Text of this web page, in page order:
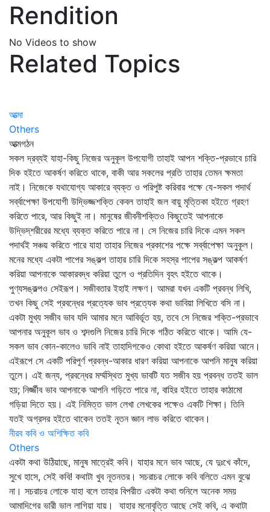
Rendition
No Videos to show
Related Topics
আত্মা
Others
আত্মগঠন
সকল দ্রব্যই যাহা-কিছু নিজের অনুকূল উপযোগী তাহাই আপন শক্তি-প্রভাবে চারি
দিক হইতে আকর্ষণ করিতে থাকে, বাকী আর সকলের প্রতি তাহার তেমন ক্ষমতা
নাই। নিজেকে যথাযোগ্য আকারে ব্যক্ত ও পরিপুষ্ট করিবার পক্ষে যে-সকল পদার্থ
সর্ব্বাপেক্ষা উপযোগী উদ্ভিজ্জশক্তি কেবল তাহাই জল বায়ু মৃত্তিকা হইতে গ্রহণ
করিতে পারে, আর কিছুই না। মানুষের জীবনীশক্তিও কিছুতেই আপনাকে
উদ্ভিদ্‌শরীরের মধ্যে ব্যক্ত করিতে পারে না। সে নিজের চারি দিকে এমন সকল
পদার্থই সঞ্চয় করিতে পারে যাহা তাহার নিজের প্রকাশের পক্ষে সর্ব্বাপেক্ষা অনুকূল।
মনের মধ্যে একটা পাপের সঙ্কল্প তাহার চারি দিকে সহস্র পাপের সঙ্কল্প আকর্ষণ
করিয়া আপনাকে আকারবদ্ধ করিয়া তুলে ও প্রতিদিন বৃহৎ হইতে থাকে।
পুণ্যসঙ্কল্পও সেইরূপ। সজীবতার ইহাই লক্ষণ। আমরা যখন একটি প্রবন্ধ লিখি,
তখন কিছু সেই প্রবন্ধের প্রত্যেক ভাব প্রত্যেক কথা ভাবিয়া লিখিতে বসি না।
একটা মুখ্য সজীব ভাব যদি আমার মনে আবির্ভূত হয়, তবে সে নিজের শক্তি-প্রভাবে
আপনার অনুকূল ভাব ও শব্দগুলি নিজের চারি দিকে গঠিত করিতে থাকে। আমি যে-
সকল ভাব কোন-কালেও ভাবি নাই তাহাদিগকেও কোথা হইতে আকর্ষণ করিয়া আনে।
এইরূপে সে একটি পরিপূর্ণ প্রবন্ধ-আকার ধারণ করিয়া আপনাকে আপনি মানুষ করিয়া
তুলে। এই জন্য, প্রবন্ধের মর্ম্মস্থিত মুখ্য ভাবটি যত সজীব হয় প্রবন্ধ ততই ভাল
হয়; নির্জ্জীব ভাব আপনাকে আপনি গড়িতে পারে না, বাহির হইতে তাহার কাঠামো
গড়িয়া দিতে হয়। এই নিমিত্ত ভাল লেখা লেখকের পক্ষেও একটি শিক্ষা। তিনি
যতই অগ্রসর হইতে থাকেন ততই নূতন জ্ঞান লাভ করিতে থাকেন।
নীরব কবি ও অশিক্ষিত কবি
Others
একটা কথা উঠিয়াছে, মানুষ মাত্রেই কবি। যাহার মনে ভাব আছে, যে দুঃখে কাঁদে,
সুখে হাসে, সেই কবি! কথাটা খুব নূতনতর। সচরাচর লোকে কবি বলিতে এমন বুঝে
না। সচরাচর লোকে যাহা বলে তাহার বিপরীত একটা কথা শুনিলে অনেক সময়
আমাদিগের ভারী ভাল লাগিয়া যায়। যাহার মনোবৃত্তি আছে সেই কবি, এ কথাটা